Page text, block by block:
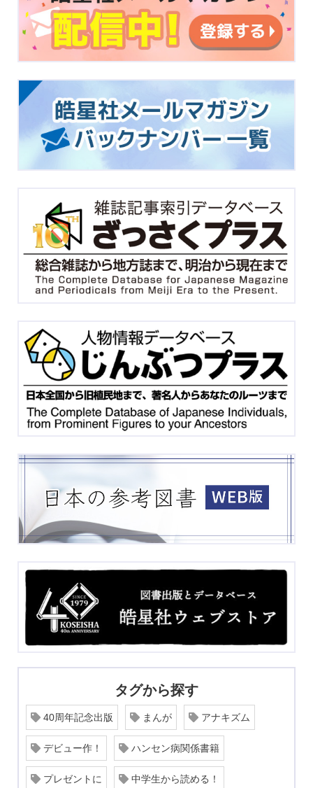
タグから探す
40周年記念出版 まんが アナキズム
デビュー作！ ハンセン病関係書籍
プレゼントに 中学生から読める！